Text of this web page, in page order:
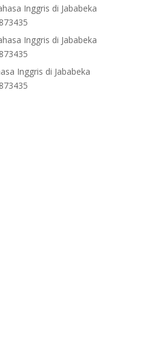
Inggris di Jababeka
Inggris di Jababeka
Inggris di Jababeka